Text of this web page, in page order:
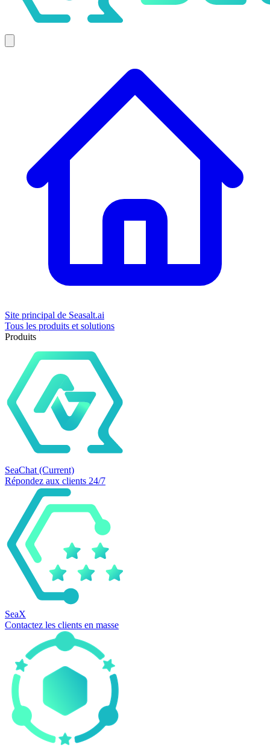
Site principal de Seasalt.ai
Tous les produits et solutions
Produits
SeaChat (Current)
Répondez aux clients 24/7
SeaX
Contactez les clients en masse